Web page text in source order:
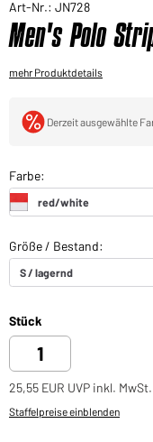
Art-Nr.: JN728
Men's Polo
mehr Produktdetails
Derzeit ausgewählte
Stück
25,55 EUR UVP inkl. MwSt.
Staffelpreise einblenden